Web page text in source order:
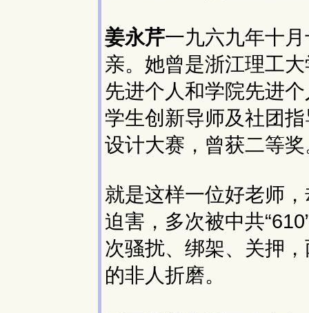
姜永芹一九六九年十
亲。她曾是浙江理工
先进个人和学院先进
学生创新导师及社团
设计大赛，曾获二等
就是这样一位好老师
迫害，多次被中共
次骚扰、绑架、关押
的非人折磨。